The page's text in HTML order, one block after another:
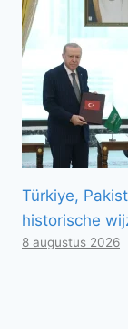
Türkiye,
historische
8 augustus 2026